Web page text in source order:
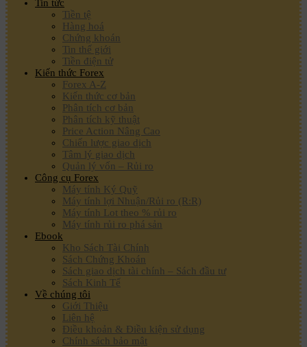
Tin tức
Tiền tệ
Hàng hoá
Chứng khoán
Tin thế giới
Tiền điện tử
Kiến thức Forex
Forex A-Z
Kiến thức cơ bản
Phân tích cơ bản
Phân tích kỹ thuật
Price Action Nâng Cao
Chiến lược giao dịch
Tâm lý giao dịch
Quản lý vốn – Rủi ro
Công cụ Forex
Máy tính Ký Quỹ
Máy tính lợi Nhuận/Rủi ro (R:R)
Máy tính Lot theo % rủi ro
Máy tính rủi ro phá sản
Ebook
Kho Sách Tài Chính
Sách Chứng Khoán
Sách giao dịch tài chính – Sách đầu tư
Sách Kinh Tế
Về chúng tôi
Giới Thiệu
Liên hệ
Điều khoản & Điều kiện sử dụng
Chính sách bảo mật